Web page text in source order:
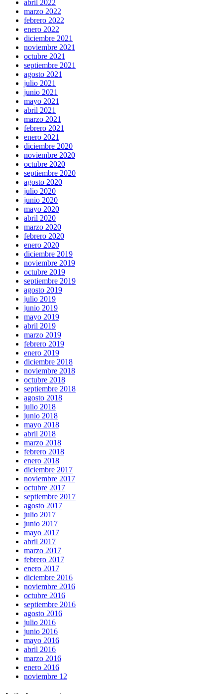
abril 2022
marzo 2022
febrero 2022
enero 2022
diciembre 2021
noviembre 2021
octubre 2021
septiembre 2021
agosto 2021
julio 2021
junio 2021
mayo 2021
abril 2021
marzo 2021
febrero 2021
enero 2021
diciembre 2020
noviembre 2020
octubre 2020
septiembre 2020
agosto 2020
julio 2020
junio 2020
mayo 2020
abril 2020
marzo 2020
febrero 2020
enero 2020
diciembre 2019
noviembre 2019
octubre 2019
septiembre 2019
agosto 2019
julio 2019
junio 2019
mayo 2019
abril 2019
marzo 2019
febrero 2019
enero 2019
diciembre 2018
noviembre 2018
octubre 2018
septiembre 2018
agosto 2018
julio 2018
junio 2018
mayo 2018
abril 2018
marzo 2018
febrero 2018
enero 2018
diciembre 2017
noviembre 2017
octubre 2017
septiembre 2017
agosto 2017
julio 2017
junio 2017
mayo 2017
abril 2017
marzo 2017
febrero 2017
enero 2017
diciembre 2016
noviembre 2016
octubre 2016
septiembre 2016
agosto 2016
julio 2016
junio 2016
mayo 2016
abril 2016
marzo 2016
enero 2016
noviembre 12